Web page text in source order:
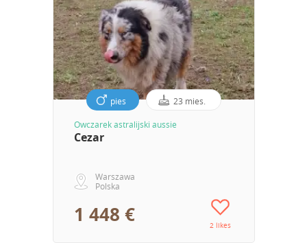
pies 23 mies.
Owczarek astralijski aussie
Cezar
Warszawa
Polska
1 448 € 2 likes